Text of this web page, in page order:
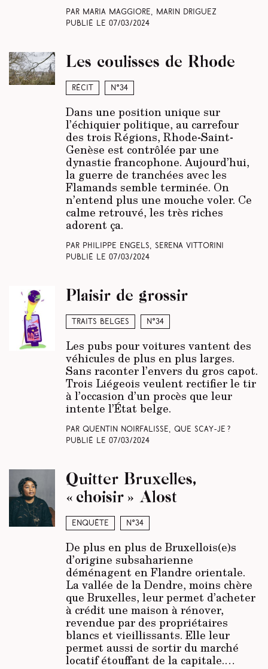
Par Maria Maggiore, Marin Driguez
Publié le 07/03/2024
Récit N°34
Les coulisses de Rhode
Dans une position unique sur
l’échiquier politique, au carrefour
des trois Régions, Rhode-Saint-
Genèse est contrôlée par une
dynastie francophone. Aujourd’hui,
la guerre de tranchées avec les
Flamands semble terminée. On
n’entend plus une mouche voler. Ce
calme retrouvé, les très riches
adorent ça.
Par Philippe Engels, Serena Vittorini
Publié le 07/03/2024
Traits belges N°34
Plaisir de grossir
Les pubs pour voitures vantent des
véhicules de plus en plus larges.
Sans raconter l’envers du gros capot.
Trois Liégeois veulent rectifier le tir
à l’occasion d’un procès que leur
intente l’État belge.
Par Quentin Noirfalisse, Que scay-je ?
Publié le 07/03/2024
Enquête N°34
Quitter Bruxelles,
« choisir » Alost
De plus en plus de Bruxellois(e)s
d’origine subsaharienne
déménagent en Flandre orientale.
La vallée de la Dendre, moins chère
que Bruxelles, leur permet d’acheter
à crédit une maison à rénover,
revendue par des propriétaires
blancs et vieillissants. Elle leur
permet aussi de sortir du marché
locatif étouffant de la capitale.…